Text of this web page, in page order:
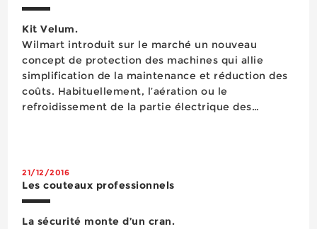
Kit Velum.
​Wilmart introduit sur le marché un nouveau
concept de protection des machines qui allie
simplification de la maintenance et réduction des
coûts. Habituellement, l’aération ou le
refroidissement de la partie électrique des
21/12/2016
Les couteaux professionnels
La sécurité monte d’un cran.